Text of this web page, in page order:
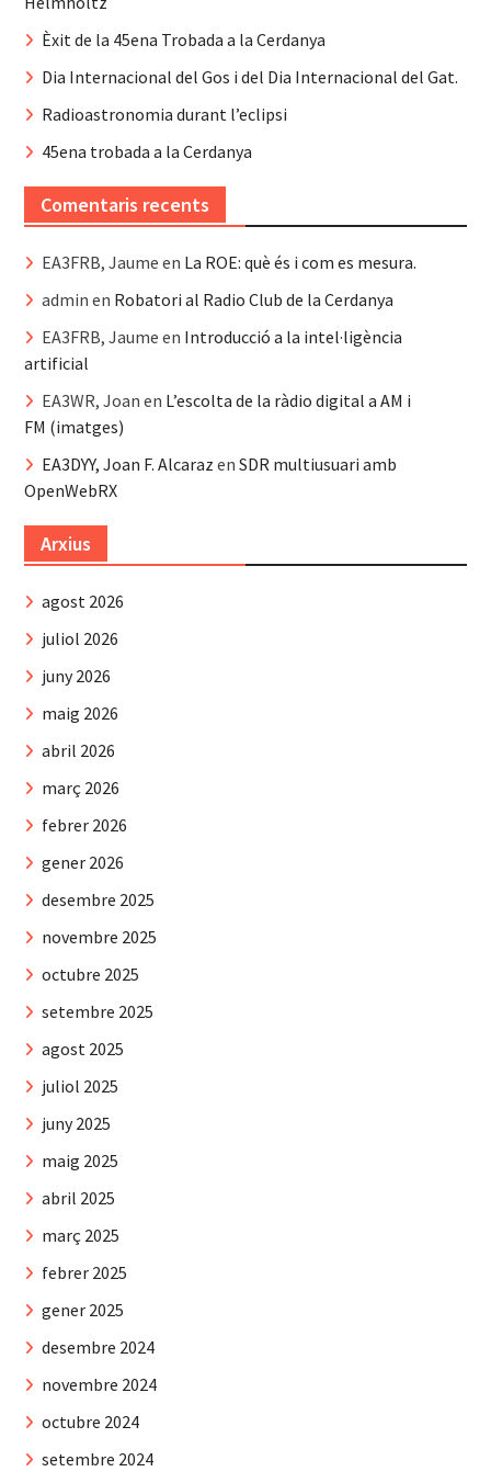
Èxit de la 45ena Trobada a la Cerdanya
Dia Internacional del Gos i del Dia Internacional del Gat.
Radioastronomia durant l’eclipsi
45ena trobada a la Cerdanya
Comentaris recents
EA3FRB, Jaume en La ROE: què és i com es mesura.
admin en Robatori al Radio Club de la Cerdanya
EA3FRB, Jaume en Introducció a la intel·ligència
artificial
EA3WR, Joan en L’escolta de la ràdio digital a AM i
FM (imatges)
EA3DYY, Joan F. Alcaraz en SDR multiusuari amb
OpenWebRX
Arxius
agost 2026
juliol 2026
juny 2026
maig 2026
abril 2026
març 2026
febrer 2026
gener 2026
desembre 2025
novembre 2025
octubre 2025
setembre 2025
agost 2025
juliol 2025
juny 2025
maig 2025
abril 2025
març 2025
febrer 2025
gener 2025
desembre 2024
novembre 2024
octubre 2024
setembre 2024